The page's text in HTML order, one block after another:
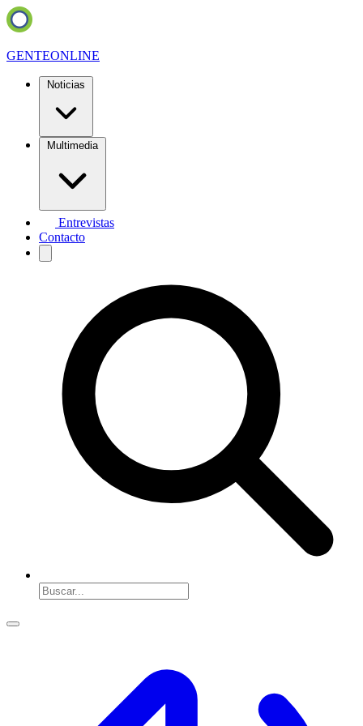
GENTEONLINE
Noticias
Multimedia
Entrevistas
Contacto